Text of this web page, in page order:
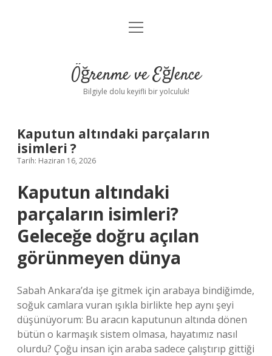
Anasayfa
Yasal Uyarı
menüyü
Öğrenme ve Eğlence
Bilgiyle dolu keyifli bir yolculuk!
Kaputun altındaki parçaların
isimleri ?
Tarih: Haziran 16, 2026
Kaputun altındaki
parçaların isimleri?
Geleceğe doğru açılan
görünmeyen dünya
Sabah Ankara’da işe gitmek için arabaya bindiğimde,
soğuk camlara vuran ışıkla birlikte hep aynı şeyi
düşünüyorum: Bu aracın kaputunun altında dönen
bütün o karmaşık sistem olmasa, hayatımız nasıl
olurdu? Çoğu insan için araba sadece çalıştırıp gittiği